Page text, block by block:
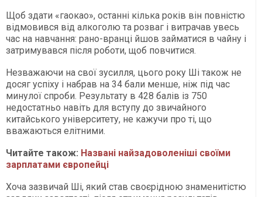
Щоб здати «гаокао», останні кілька років він повністю
відмовився від алкоголю та розваг і витрачав увесь
час на навчання: рано-вранці йшов займатися в чайну і
затримувався після роботи, щоб повчитися.
Незважаючи на свої зусилля, цього року Ші також не
досяг успіху і набрав на 34 бали менше, ніж під час
минулої спроби. Результату в 428 балів із 750
недостатньо навіть для вступу до звичайного
китайського університету, не кажучи про ті, що
вважаються елітними.
Читайте також: Названі найзадоволеніші своїми
зарплатами європейці
Хоча зазвичай Ші, який став своєрідною знаменитістю